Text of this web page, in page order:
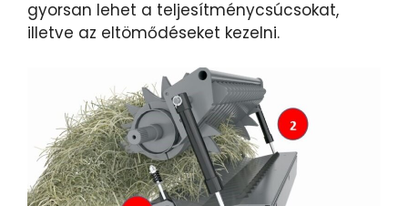
gyorsan lehet a teljesítménycsúcsokat,
illetve az eltömődéseket kezelni.